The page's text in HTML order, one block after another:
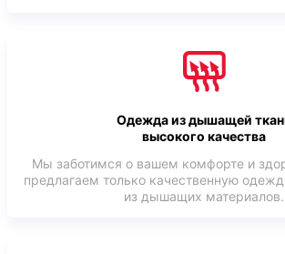
Одежда из дышащей
высокого качества
Мы заботимся о вашем комфорте и
предлагаем только качественную
из дышащих материалов.